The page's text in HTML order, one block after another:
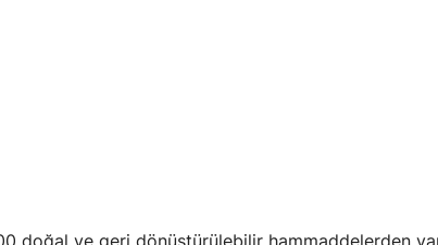
doğal ve geri dönüştürülebilir hammaddelerden